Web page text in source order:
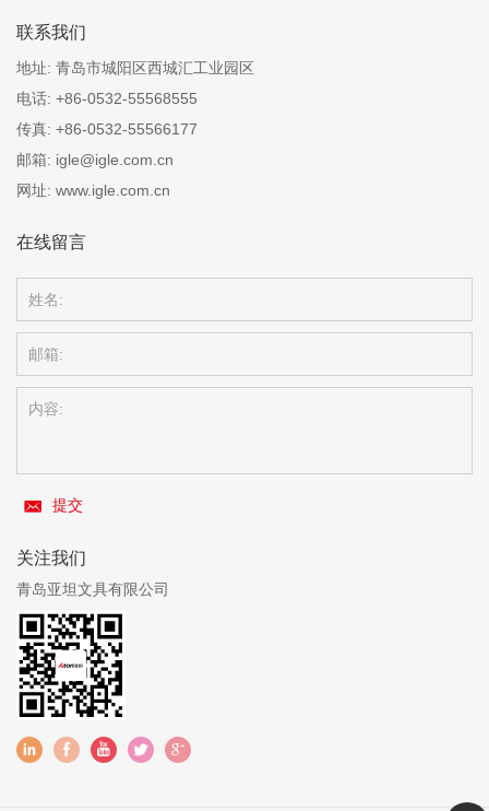
联系我们
地址: 青岛市城阳区西城汇工业园区
电话: +86-0532-55568555
传真: +86-0532-55566177
邮箱: igle@igle.com.cn
网址: www.igle.com.cn
在线留言
提交
关注我们
青岛亚坦文具有限公司